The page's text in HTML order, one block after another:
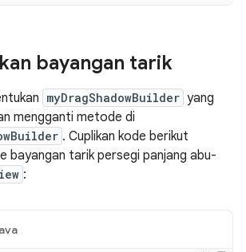
bayangan tarik
myDragShadowBuilder yang
mengganti metode di
. Cuplikan kode berikut
bayangan tarik persegi panjang abu-
: